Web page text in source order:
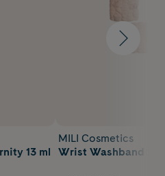
13 ml
MILI Cosmetics
Wrist Washband 2 st